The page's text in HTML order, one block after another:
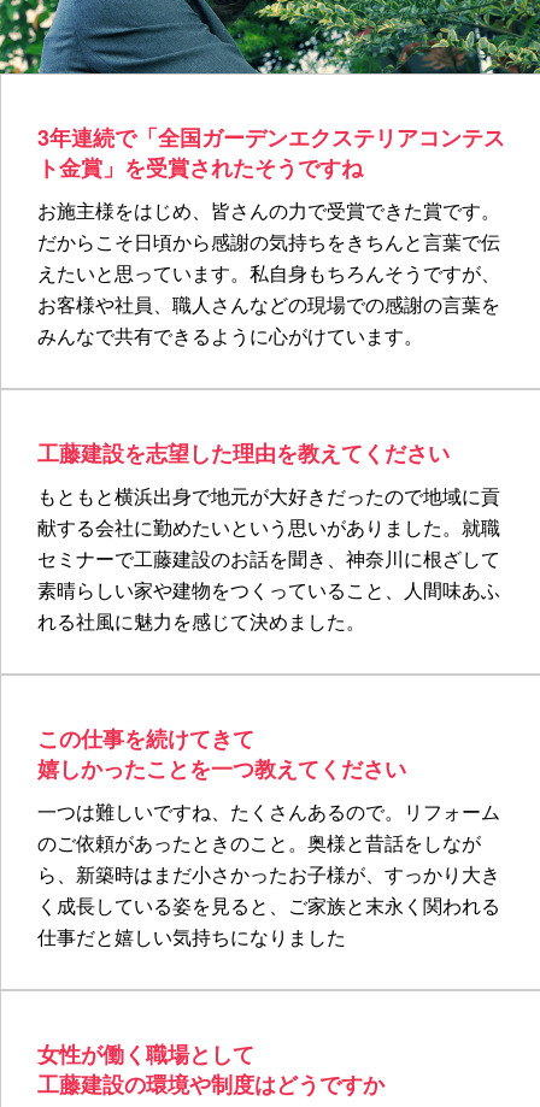
3年連続で「全国ガーデンエクステリアコンテス
ト金賞」を受賞されたそうですね
お施主様をはじめ、皆さんの力で受賞できた賞です。
だからこそ日頃から感謝の気持ちをきちんと言葉で伝
えたいと思っています。私自身もちろんそうですが、
お客様や社員、職人さんなどの現場での感謝の言葉を
みんなで共有できるように心がけています。
工藤建設を志望した理由を教えてください
もともと横浜出身で地元が大好きだったので地域に貢
献する会社に勤めたいという思いがありました。就職
セミナーで工藤建設のお話を聞き、神奈川に根ざして
素晴らしい家や建物をつくっていること、人間味あふ
れる社風に魅力を感じて決めました。
この仕事を続けてきて
嬉しかったことを一つ教えてください
一つは難しいですね、たくさんあるので。リフォーム
のご依頼があったときのこと。奥様と昔話をしなが
ら、新築時はまだ小さかったお子様が、すっかり大き
く成長している姿を見ると、ご家族と末永く関われる
仕事だと嬉しい気持ちになりました
女性が働く職場として
工藤建設の環境や制度はどうですか